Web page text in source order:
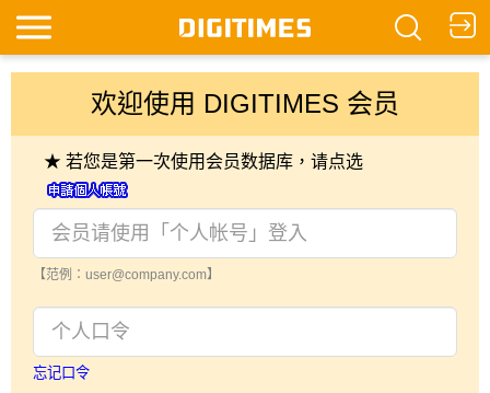
欢迎使用 DIGITIMES 会员
★ 若您是第一次使用会员数据库，请点选
【范例：user@company.com】
忘记口令